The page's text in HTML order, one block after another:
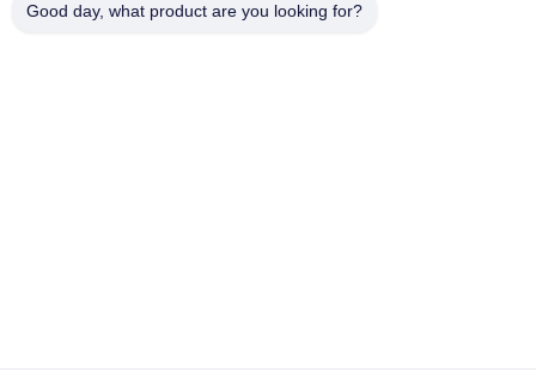
veeleisende
Good day, what product are you looking for?